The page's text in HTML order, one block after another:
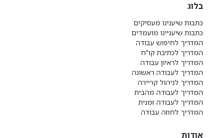
בלוג
כתבות שיענינו מעסיקים
כתבות שיעניינו מועמדים
המדריך לחיפוש עבודה
המדריך לכתיבת קו"ח
המדריך לראיון עבודה
המדריך לעבודה ראשונה
המדריך לניהול קריירה
המדריך לעבודה מהבית
המדריך לעבודה זמנית
המדריך לחוזה עבודה
אודות